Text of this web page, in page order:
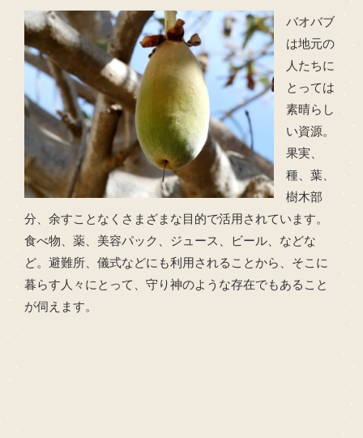
バオバブ
は地元の
人たちに
とっては
素晴らし
い資源。
果実、
種、葉、
樹木部
分、余すことなくさまざまな目的で活用されています。
食べ物、薬、美容パック、ジュース、ビール、などな
ど。避難所、儀式などにも利用されることから、そこに
暮らす人々にとって、守り神のような存在でもあること
が伺えます。